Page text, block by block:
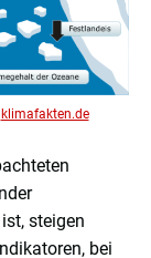
klimafakten.de
steigen
bei